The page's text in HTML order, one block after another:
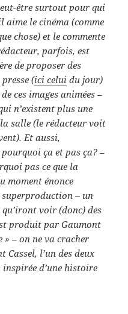
être surtout pour qui
aime le cinéma (comme
chose) et le commente
parfois, est
de proposer des
(ici celui du jour)
ces images animées –
n’existent plus une
salle (le rédacteur voit
Et aussi,
ça et pas ça? –
pas ce que la
moment énonce
superproduction – un
voir (donc) des
produit par Gaumont
» – on ne va cracher
Cassel, l’un des deux
d’une histoire